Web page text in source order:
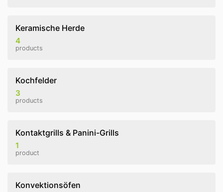
Keramische Herde
4
products
Kochfelder
3
products
Kontaktgrills & Panini-Grills
1
product
Konvektionsöfen